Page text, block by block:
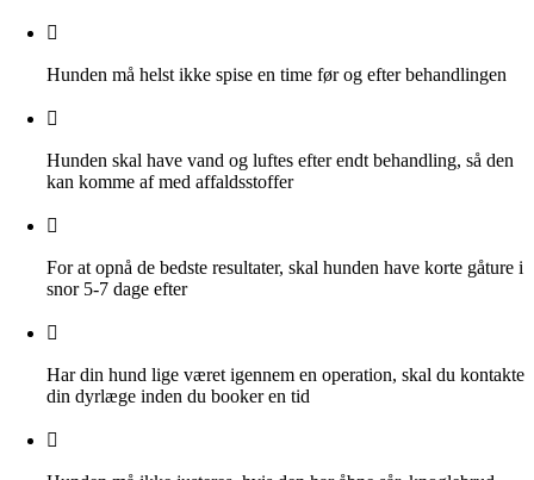
Hunden må helst ikke spise en time før og efter behandlingen
Hunden skal have vand og luftes efter endt behandling, så den
kan komme af med affaldsstoffer
For at opnå de bedste resultater, skal hunden have korte gåture i
snor 5-7 dage efter
Har din hund lige været igennem en operation, skal du kontakte
din dyrlæge inden du booker en tid